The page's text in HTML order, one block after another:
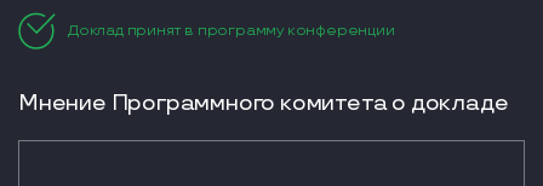
Доклад принят в программу конференции
Мнение Программного комитета о докладе